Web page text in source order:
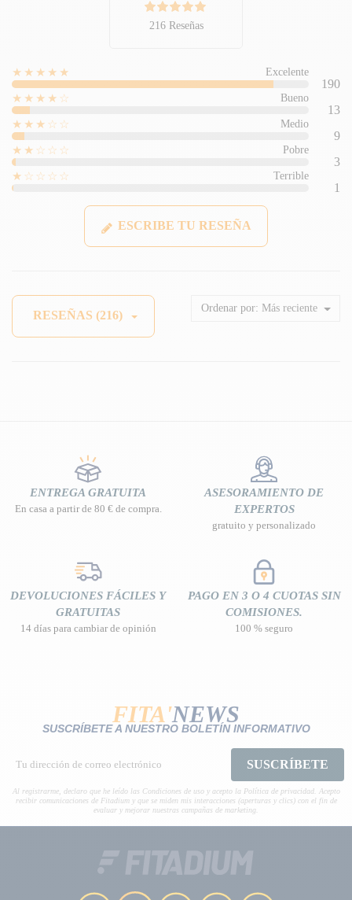
216 Reseñas
★★★★★ Excelente
190
★★★★☆
Bueno
13
★★★☆☆
Medio
9
★★☆☆☆
Pobre
3
★☆☆☆☆
Terrible
1
ESCRIBE TU RESEÑA
RESEÑAS (216)
Ordenar por: Más reciente
ENTREGA GRATUITA
En casa a partir de 80 € de compra.
ASESORAMIENTO DE
EXPERTOS
gratuito y personalizado
DEVOLUCIONES FÁCILES Y
GRATUITAS
14 días para cambiar de opinión
PAGO EN 3 O 4 CUOTAS SIN
COMISIONES.
100 % seguro
FITA'NEWS
SUSCRÍBETE A NUESTRO BOLETÍN INFORMATIVO
SUSCRÍBETE
Al registrarme, declaro que he leído las Condiciones de uso y acepto la Política de privacidad. Acepto
recibir comunicaciones de Fitadium y que se miden mis interacciones (aperturas y clics) con el fin de
evaluar y mejorar nuestras campañas de marketing.